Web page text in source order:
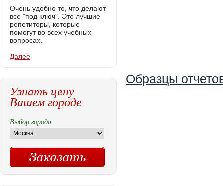
Образцы
Очень удобно то, что делают
все "под ключ". Это лучшие
репетиторы, которые
помогут во всех учебных
вопросах.
Далее
Узнать цену
Вашем городе
Выбор города